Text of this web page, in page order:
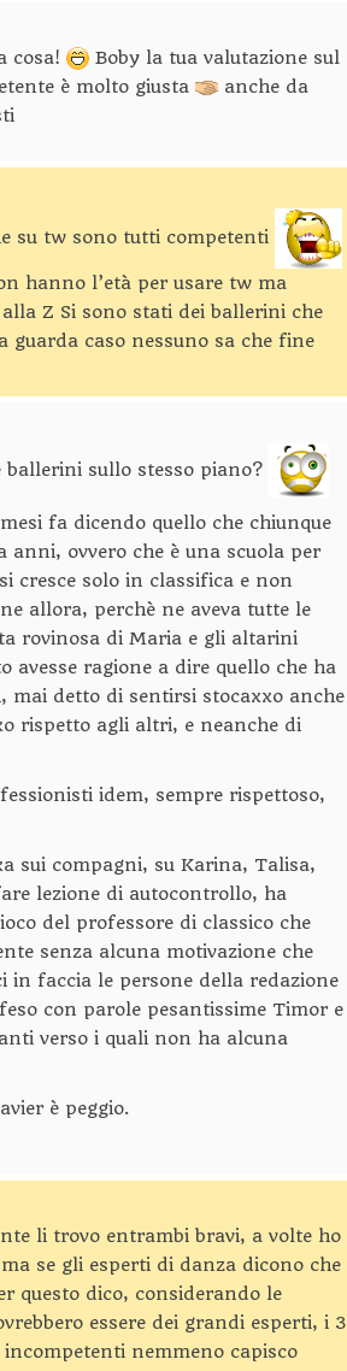
cosa!
Boby la tua valutazione sul
è molto giusta
anche da
su tw sono tutti competenti
hanno l’età per usare tw ma
Z Si sono stati dei ballerini che
caso nessuno sa che fine
ballerini sullo stesso piano?
fa dicendo quello che chiunque
anni, ovvero che è una scuola per
cresce solo in classifica e non
allora, perchè ne aveva tutte le
rovinosa di Maria e gli altarini
ragione a dire quello che ha
mai detto di sentirsi stocaxxo anche
rispetto agli altri, e neanche di
idem, sempre rispettoso,
sui compagni, su Karina, Talisa,
lezione di autocontrollo, ha
del professore di classico che
senza alcuna motivazione che
faccia le persone della redazione
con parole pesantissime Timor e
verso i quali non ha alcuna
è peggio.
li trovo entrambi bravi, a volte ho
se gli esperti di danza dicono che
questo dico, considerando le
essere dei grandi esperti, i 3
nemmeno capisco